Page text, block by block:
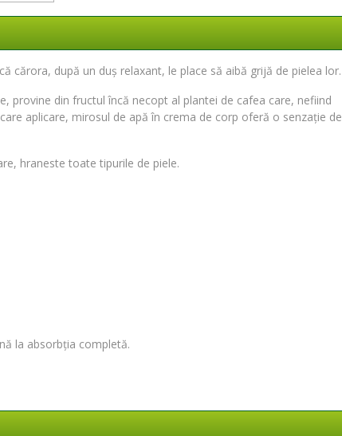
cărora, după un duș relaxant, le place să aibă grijă de pielea lor.
provine din fructul încă necopt al plantei de cafea care, nefiind
aplicare, mirosul de apă în crema de corp oferă o senzație de
hraneste toate tipurile de piele.
la absorbția completă.